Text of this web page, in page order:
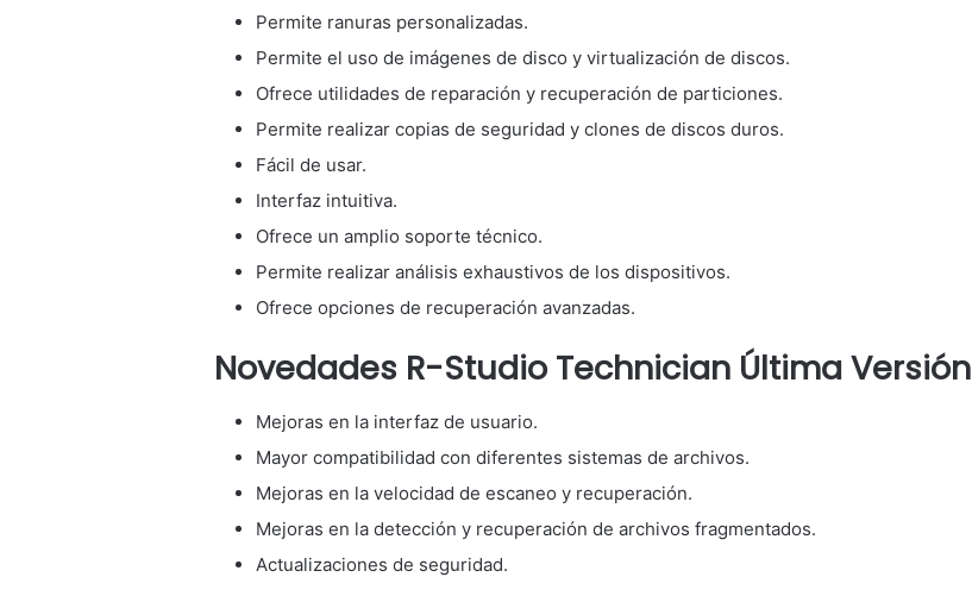
Permite ranuras personalizadas.
Permite el uso de imágenes de disco y virtualización de discos.
Ofrece utilidades de reparación y recuperación de particiones.
Permite realizar copias de seguridad y clones de discos duros.
Fácil de usar.
Interfaz intuitiva.
Ofrece un amplio soporte técnico.
Permite realizar análisis exhaustivos de los dispositivos.
Ofrece opciones de recuperación avanzadas.
Novedades R-Studio Technician Última Versión
Mejoras en la interfaz de usuario.
Mayor compatibilidad con diferentes sistemas de archivos.
Mejoras en la velocidad de escaneo y recuperación.
Mejoras en la detección y recuperación de archivos fragmentados.
Actualizaciones de seguridad.